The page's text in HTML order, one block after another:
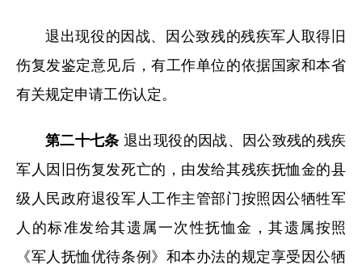
退出现役的因战、因公致残的残疾军人取得旧
伤复发鉴定意见后，有工作单位的依据国家和本省
有关规定申请工伤认定。
第二十七条 退出现役的因战、因公致残的残疾
军人因旧伤复发死亡的，由发给其残疾抚恤金的县
级人民政府退役军人工作主管部门按照因公牺牲军
人的标准发给其遗属一次性抚恤金，其遗属按照
《军人抚恤优待条例》和本办法的规定享受因公牺